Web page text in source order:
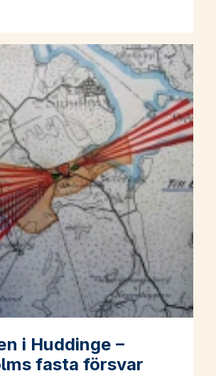
i Huddinge –
fasta försvar
i Huddinge – Stockholms fasta